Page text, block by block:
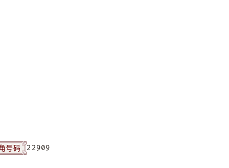
号码 22909